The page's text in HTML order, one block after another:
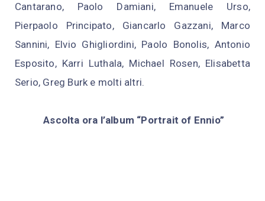
Cantarano, Paolo Damiani, Emanuele Urso,
Pierpaolo Principato, Giancarlo Gazzani, Marco
Sannini, Elvio Ghigliordini, Paolo Bonolis, Antonio
Esposito, Karri Luthala, Michael Rosen, Elisabetta
Serio, Greg Burk e molti altri.
Ascolta ora l’album “Portrait of Ennio”